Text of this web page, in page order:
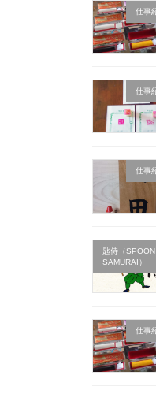
仕事
仕事
仕事
匙侍（
SAMURAI）
仕事